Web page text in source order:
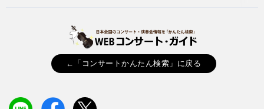
←「コンサートかんたん検索」に戻る